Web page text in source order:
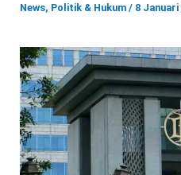
News, Politik & Hukum / 8 Januari